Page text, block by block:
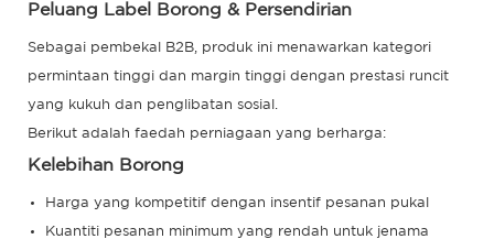
Peluang Label Borong & Persendirian
Sebagai pembekal B2B, produk ini menawarkan kategori
permintaan tinggi dan margin tinggi dengan prestasi runcit
yang kukuh dan penglibatan sosial.
Berikut adalah faedah perniagaan yang berharga:
Kelebihan Borong
Harga yang kompetitif dengan insentif pesanan pukal
Kuantiti pesanan minimum yang rendah untuk jenama